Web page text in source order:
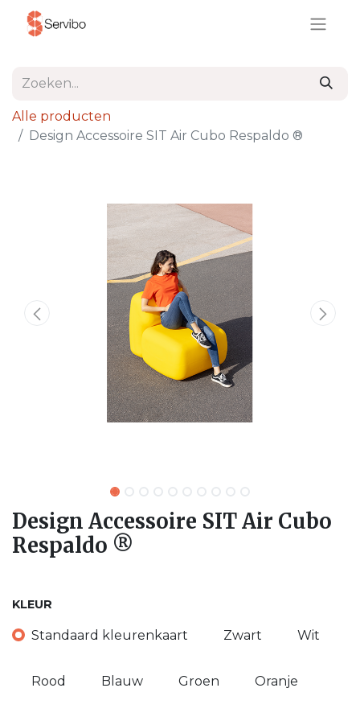
Alle producten
Design Accessoire SIT Air Cubo Respaldo ®
Design Accessoire SIT Air Cubo
Respaldo ®
KLEUR
Standaard kleurenkaart Zwart Wit
Rood Blauw Groen Oranje